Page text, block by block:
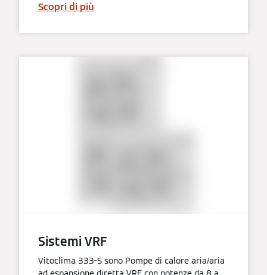
Scopri di più
Sistemi VRF
Vitoclima 333-S sono Pompe di calore aria/aria